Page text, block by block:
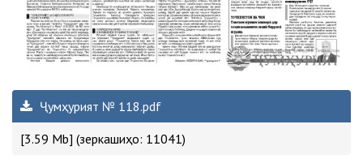
Ҷумҳурият № 118.pdf
[3.59 Mb] (зеркашиҳо: 11041)